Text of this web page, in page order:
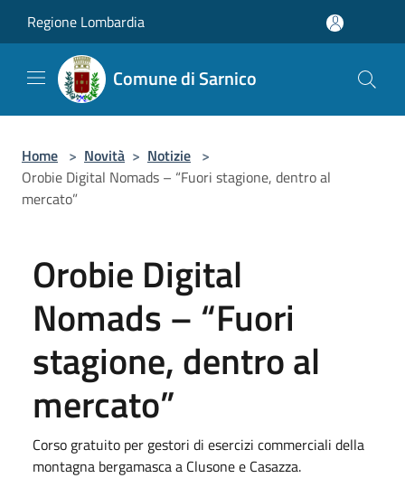
Regione Lombardia
Comune di Sarnico
Home > Novità > Notizie >
Orobie Digital Nomads – “Fuori stagione, dentro al
mercato”
Orobie Digital
Nomads – “Fuori
stagione, dentro al
mercato”
Corso gratuito per gestori di esercizi commerciali della
montagna bergamasca a Clusone e Casazza.